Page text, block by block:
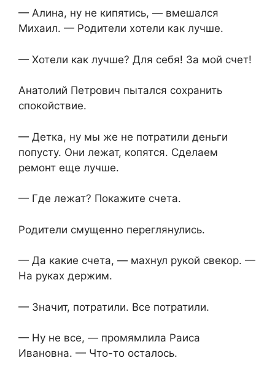
— Алина, ну не кипятись, — вмешался
Михаил. — Родители хотели как лучше.
— Хотели как лучше? Для себя! За мой счет!
Анатолий Петрович пытался сохранить
спокойствие.
— Детка, ну мы же не потратили деньги
попусту. Они лежат, копятся. Сделаем
ремонт еще лучше.
— Где лежат? Покажите счета.
Родители смущенно переглянулись.
— Да какие счета, — махнул рукой свекор. —
На руках держим.
— Значит, потратили. Все потратили.
— Ну не все, — промямлила Раиса
Ивановна. — Что-то осталось.